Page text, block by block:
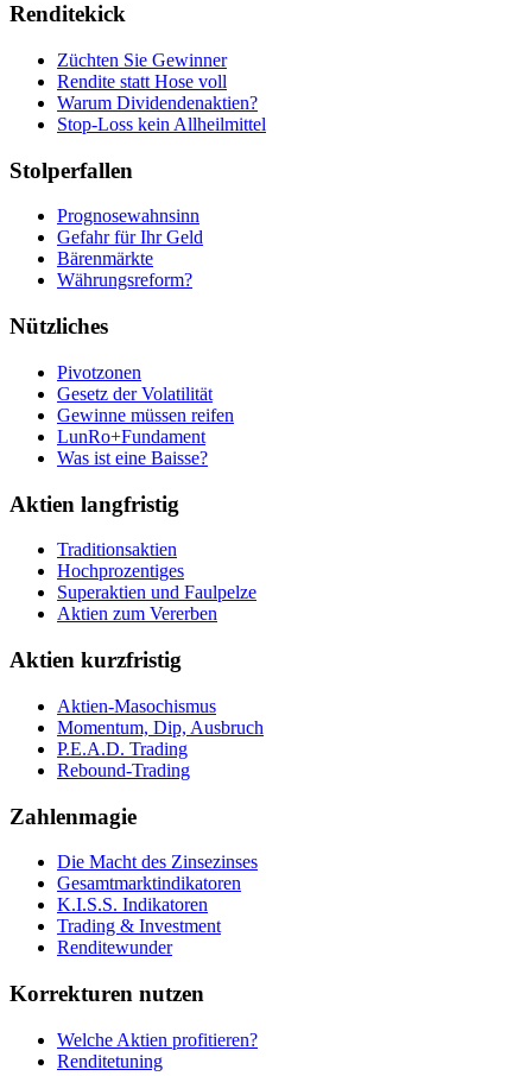
Renditekick
Züchten Sie Gewinner
Rendite statt Hose voll
Warum Dividendenaktien?
Stop-Loss kein Allheilmittel
Stolperfallen
Prognosewahnsinn
Gefahr für Ihr Geld
Bärenmärkte
Währungsreform?
Nützliches
Pivotzonen
Gesetz der Volatilität
Gewinne müssen reifen
LunRo+Fundament
Was ist eine Baisse?
Aktien langfristig
Traditionsaktien
Hochprozentiges
Superaktien und Faulpelze
Aktien zum Vererben
Aktien kurzfristig
Aktien-Masochismus
Momentum, Dip, Ausbruch
P.E.A.D. Trading
Rebound-Trading
Zahlenmagie
Die Macht des Zinsezinses
Gesamtmarktindikatoren
K.I.S.S. Indikatoren
Trading & Investment
Renditewunder
Korrekturen nutzen
Welche Aktien profitieren?
Renditetuning